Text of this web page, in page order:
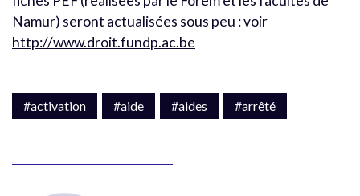
Namur) seront actualisées sous peu : voir
http://www.droit.fundp.ac.be
#activation #aide #aides #arrêté